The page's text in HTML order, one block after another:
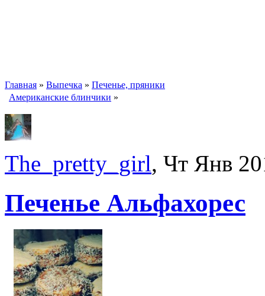
Главная » Выпечка » Печенье, пряники
Американские блинчики »
The_pretty_girl, Чт Янв
Печенье Альфахорес